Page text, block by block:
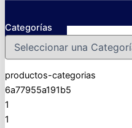
Categorías
productos-categorias
6a77955a191b5
1
1